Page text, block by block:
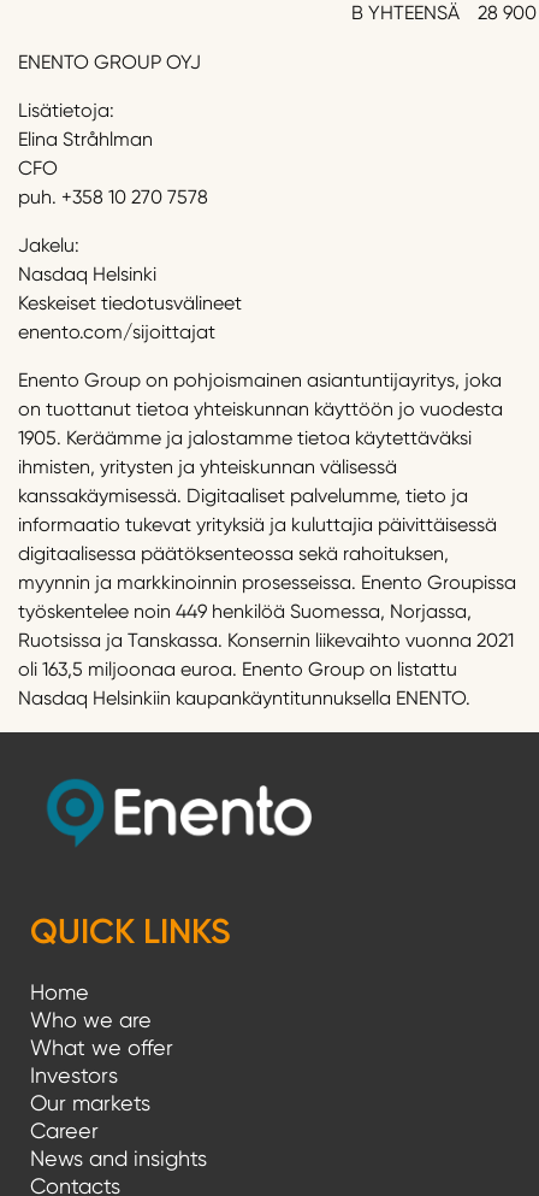
B YHTEENSÄ 28 900
ENENTO GROUP OYJ
Lisätietoja:
Elina Stråhlman
CFO
puh. +358 10 270 7578
Jakelu:
Nasdaq Helsinki
Keskeiset tiedotusvälineet
enento.com/sijoittajat
Enento Group on pohjoismainen asiantuntijayritys, joka
on tuottanut tietoa yhteiskunnan käyttöön jo vuodesta
1905. Keräämme ja jalostamme tietoa käytettäväksi
ihmisten, yritysten ja yhteiskunnan välisessä
kanssakäymisessä. Digitaaliset palvelumme, tieto ja
informaatio tukevat yrityksiä ja kuluttajia päivittäisessä
digitaalisessa päätöksenteossa sekä rahoituksen,
myynnin ja markkinoinnin prosesseissa. Enento Groupissa
työskentelee noin 449 henkilöä Suomessa, Norjassa,
Ruotsissa ja Tanskassa. Konsernin liikevaihto vuonna 2021
oli 163,5 miljoonaa euroa. Enento Group on listattu
Nasdaq Helsinkiin kaupankäyntitunnuksella ENENTO.
QUICK LINKS
Home
Who we are
What we offer
Investors
Our markets
Career
News and insights
Contacts